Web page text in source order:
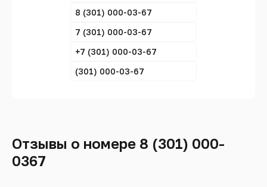
8 (301) 000-03-67
7 (301) 000-03-67
+7 (301) 000-03-67
(301) 000-03-67
Отзывы о номере 8 (301) 000-
0367